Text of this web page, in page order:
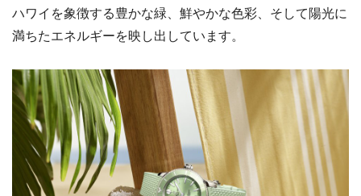
ハワイを象徴する豊かな緑、鮮やかな色彩、そして陽光に
満ちたエネルギーを映し出しています。